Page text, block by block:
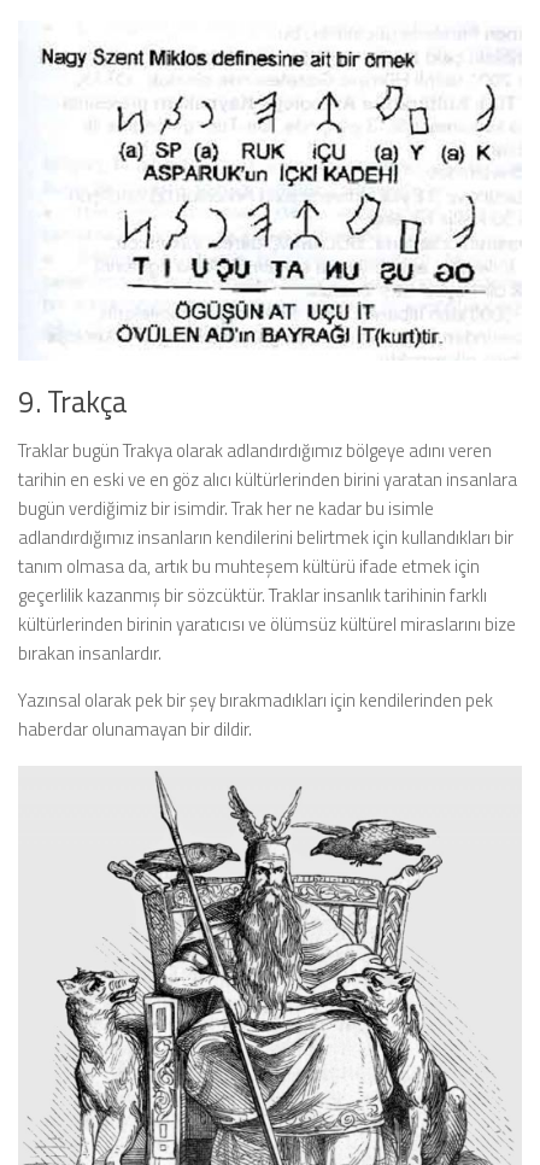
9. Trakça
Traklar bugün Trakya olarak adlandırdığımız bölgeye adını veren
tarihin en eski ve en göz alıcı kültürlerinden birini yaratan insanlara
bugün verdiğimiz bir isimdir. Trak her ne kadar bu isimle
adlandırdığımız insanların kendilerini belirtmek için kullandıkları bir
tanım olmasa da, artık bu muhteşem kültürü ifade etmek için
geçerlilik kazanmış bir sözcüktür. Traklar insanlık tarihinin farklı
kültürlerinden birinin yaratıcısı ve ölümsüz kültürel miraslarını bize
bırakan insanlardır.
Yazınsal olarak pek bir şey bırakmadıkları için kendilerinden pek
haberdar olunamayan bir dildir.